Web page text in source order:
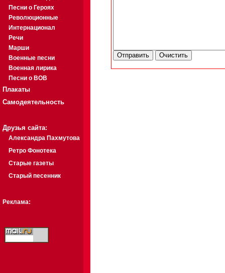
Песни о Героях
Революционные
Интернационал
Речи
Марши
Военные песни
Военная лирика
Песни о ВОВ
Плакаты
Самодеятельность
Друзья сайта:
Александра Пахмутова
Ретро Фонотека
Старые газеты
Старый песенник
Реклама: